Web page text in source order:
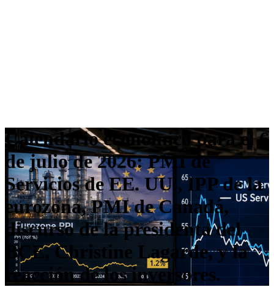
Calendario económico para el 6
de julio de 2026: PMI de
Servicios de EE. UU., IPP de la
eurozona, PMI de Canadá,
discurso de la presidenta del
BCE, Christine Lagarde, y la
reacción de los inversores.